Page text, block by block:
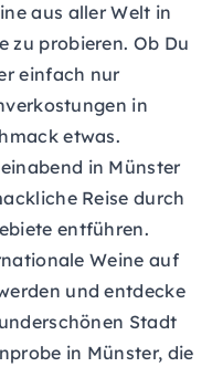
aus aller Welt in
zu probieren. Ob Du
einfach nur
in
etwas.
in Münster
Reise durch
entführen.
Weine auf
und entdecke
Stadt
in Münster, die